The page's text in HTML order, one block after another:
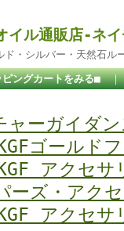
イル通販店-ネ
・シルバー・天然石ル
ングカートをみる■
ャーガイダン
ゴールド
アクセサ
ーズ・アク
アクセサ